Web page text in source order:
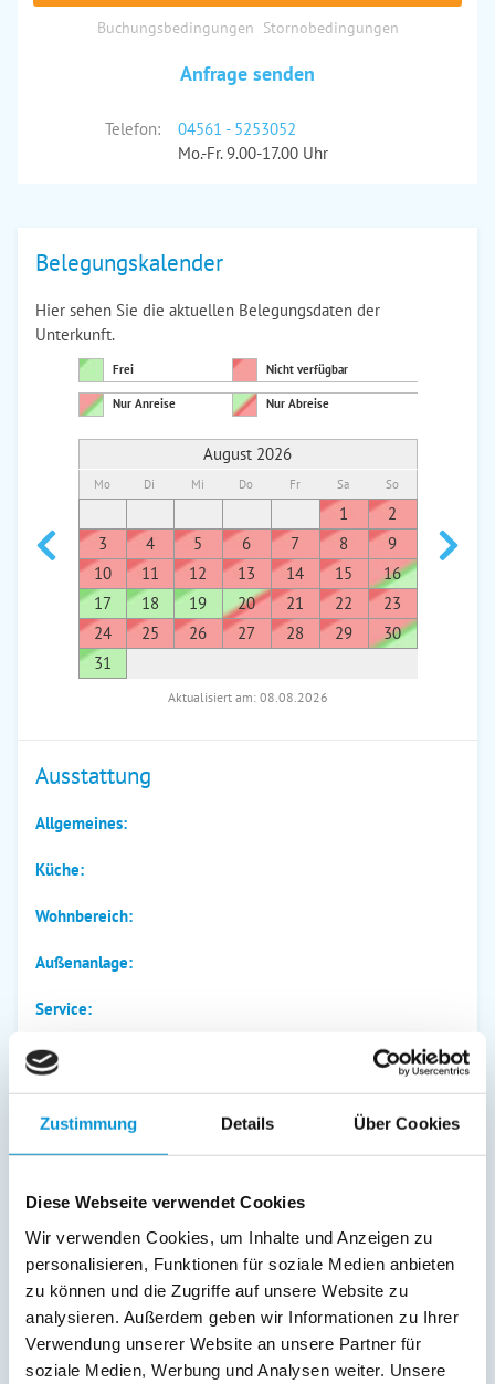
Zustimmung Details Über Cookies
Diese Webseite verwendet Cookies
Wir verwenden Cookies, um Inhalte und Anzeigen zu
personalisieren, Funktionen für soziale Medien anbieten
zu können und die Zugriffe auf unsere Website zu
analysieren. Außerdem geben wir Informationen zu Ihrer
Verwendung unserer Website an unsere Partner für
soziale Medien, Werbung und Analysen weiter. Unsere
Buchungsbedingungen Stornobedingungen
Anfrage senden
Telefon:
04561 - 5253052
Mo.-Fr. 9.00-17.00 Uhr
Belegungskalender
Hier sehen Sie die aktuellen Belegungsdaten der
Unterkunft.
Frei Nicht verfügbar
Nur Anreise Nur Abreise
August 2026
Mo Di Mi Do Fr Sa So
1
2
3
4 5 6 7 8
9
10
11 12 13 14 15
16
17
18 19 20 21 22
23
24
25 26 27 28 29
30
31
7
Aktualisiert am: 08.08.2026
Ausstattung
Allgemeines:
Küche:
Wohnbereich:
Außenanlage:
Service:
Verpflegung:
Beschreibung
weiterlesen
Lage & Adresse des Objektes
Penthouse Matito